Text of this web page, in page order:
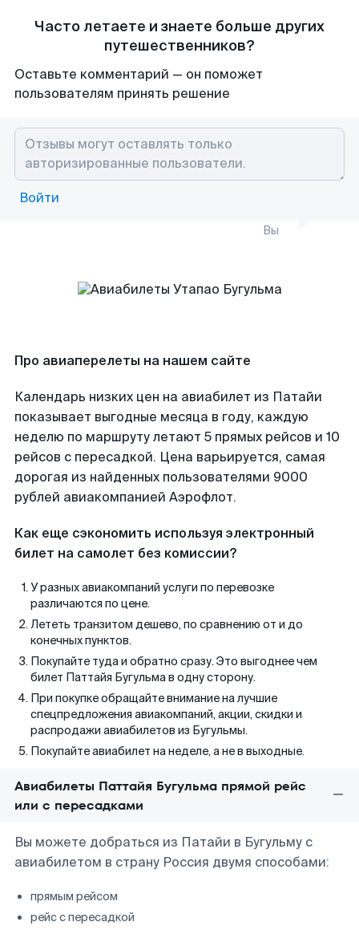
Часто летаете и знаете больше других
путешественников?
Оставьте комментарий — он поможет
пользователям принять решение
Войти
Вы
Про авиаперелеты на нашем сайте
Календарь низких цен на авиабилет из Патайи
показывает выгодные месяца в году, каждую
неделю по маршруту летают 5 прямых рейсов и 10
рейсов с пересадкой. Цена варьируется, самая
дорогая из найденных пользователями 9000
рублей авиакомпанией Аэрофлот.
Как еще сэкономить используя электронный
билет на самолет без комиссии?
У разных авиакомпаний услуги по перевозке
различаются по цене.
Лететь транзитом дешево, по сравнению от и до
конечных пунктов.
Покупайте туда и обратно сразу. Это выгоднее чем
билет Паттайя Бугульма в одну сторону.
При покупке обращайте внимание на лучшие
спецпредложения авиакомпаний, акции, скидки и
распродажи авиабилетов из Бугульмы.
Покупайте авиабилет на неделе, а не в выходные.
Авиабилеты Паттайя Бугульма прямой рейс
или с пересадками
Вы можете добраться из Патайи в Бугульму с
авиабилетом в страну Россия двумя способами:
прямым рейсом
рейс с пересадкой